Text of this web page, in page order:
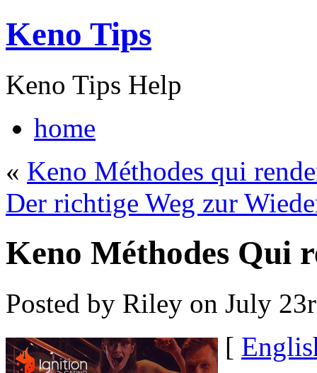
Keno Tips
Keno Tips Help
home
« Keno Méthodes qui
Der richtige Weg zur
Keno Méthodes Qui
Posted by Riley on July
[